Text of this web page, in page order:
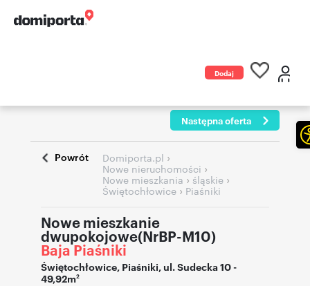
Dodaj
Następna oferta
Powrót Domiporta.pl ›
Nowe nieruchomości ›
Nowe mieszkania › śląskie ›
Świętochłowice › Piaśniki
Nowe mieszkanie
dwupokojowe(NrBP-M10)
Baja Piaśniki
Świętochłowice, Piaśniki, ul. Sudecka 10-
49,92m2